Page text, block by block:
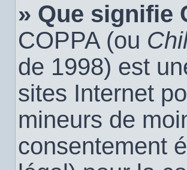
» Que signifie
COPPA (ou
de 1998) est
sites Internet
mineurs de
consentement